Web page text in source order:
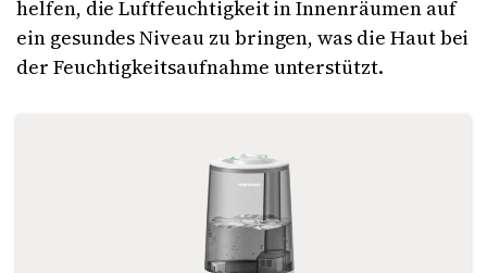
helfen, die Luftfeuchtigkeit in Innenräumen auf
ein gesundes Niveau zu bringen, was die Haut bei
der Feuchtigkeitsaufnahme unterstützt.